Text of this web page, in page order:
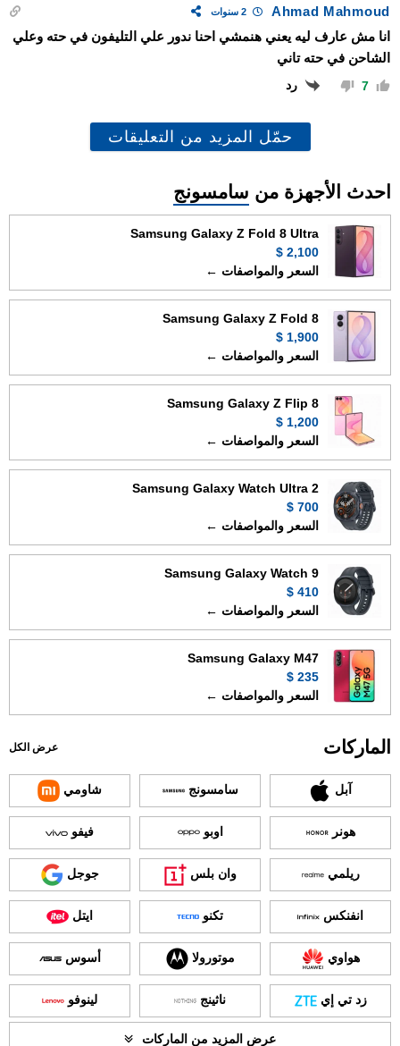
Ahmad Mahmoud 2 سنوات
انا مش عارف ليه يعني هنمشي احنا ندور علي التليفون في حته وعلي
الشاحن في حته تاني
7 رد
حمّل المزيد من التعليقات
احدث الأجهزة من سامسونج
Samsung Galaxy Z Fold 8 Ultra
2,100 $
السعر والمواصفات ←
Samsung Galaxy Z Fold 8
1,900 $
السعر والمواصفات ←
Samsung Galaxy Z Flip 8
1,200 $
السعر والمواصفات ←
Samsung Galaxy Watch Ultra 2
700 $
السعر والمواصفات ←
Samsung Galaxy Watch 9
410 $
السعر والمواصفات ←
Samsung Galaxy M47
235 $
السعر والمواصفات ←
الماركات عرض الكل
آبل سامسونج شاومي
هونر اوبو فيفو
ريلمي وان بلس جوجل
انفنكس تكنو ايتل
هواوي موتورولا أسوس
زد تي إي ناثينج لينوفو
عرض المزيد من الماركات